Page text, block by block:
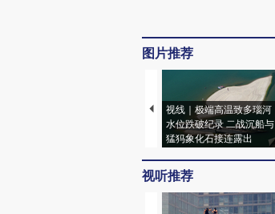
图片推荐
视线｜极端高温致多瑙河
水位跌破纪录 二战沉船与
猛犸象化石接连露出
视听推荐